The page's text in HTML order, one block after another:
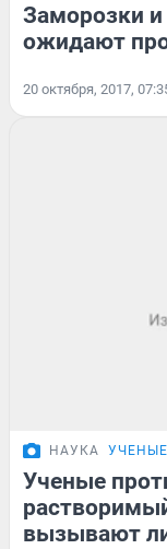
Заморозки
ожидают
20 октября, 2017,
НАУКА
Ученые
вызывают